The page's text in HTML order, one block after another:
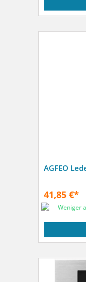
AGFEO
41,85 €*
Weniger